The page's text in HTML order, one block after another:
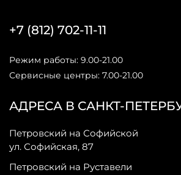
АДРЕСА В САНКТ-
Петровский на Софийской
ул. Софийская, 87
Петровский на Руставели
+7 (812) 702-11-11
Режим работы: 9.00-21.00
Сервисные центры: 7.00-21.00